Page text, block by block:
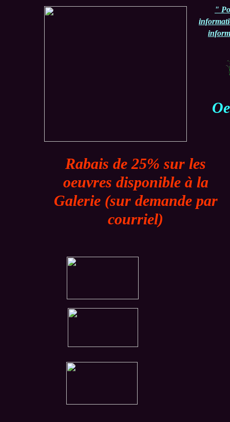
"
Rabais de 25% sur les
oeuvres disponible à la
Galerie (sur demande par
courriel)